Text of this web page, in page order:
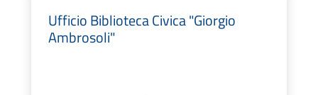
Ufficio Biblioteca Civica "Giorgio
Ambrosoli"